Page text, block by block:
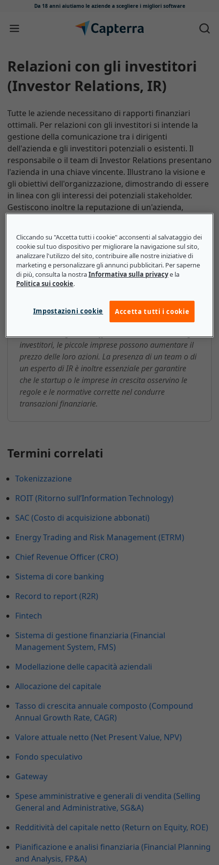
Da 18 anni aiutiamo le aziende a scegliere i migliori software
Salta e vai al contenuto
Relazioni con gli investitori
(Investor Relations, IR)
Tutte le aziende necessitano di rapporti finanziari
ottimali. Per relazioni con gli investitori si intende la
gestione della comunicazione tra i dirigenti
dell'azienda e gli investitori potenziali o esistenti. Il
responsabile o il team di Investor Relations presentano
l'azienda in una chiave vincente. Illustrano la visione e
gli obiettivi dell'organizzazione, dimostrando di essere
in linea con gli interessi dei potenziali stakeholder.
Gestiscono inoltre la reputazione di un'azienda,
Relazioni con gli investitori
(Investor Relations, IR): ecco cosa
devono sapere le piccole e medie
imprese
investitori, le piccole imprese possono aumentare il
prezzo delle loro azioni. La presenza di un team o di
un esperto di IR è inoltre essenziale per garantire
che le startup o le imprese in crescita osservino le
regole e le normative corrette nel condurre
transazioni finanziarie.
Termini correlati
Tokenizzazione
ROIT (Ritorno sull’Information Technology)
SAC (Costo di acquisizione abbonati)
Energy Trading and Risk Management (ETRM)
Chief Revenue Officer (CRO)
Sistema di core banking
Record to report (R2R)
Fintech
Sistema di gestione finanziaria (Financial
Management System, FMS)
Modellazione delle capacità aziendali
Allocazione del capitale
Tasso di crescita annuale composto (Compound
Annual Growth Rate, CAGR)
Valore attuale netto (Net Present Value, NPV)
Fondo speculativo
Gateway
Spese amministrative e generali di vendita (Selling
General and Administrative, SG&A)
Redditività del capitale netto (Return on Equity, ROE)
Pianificazione e analisi finanziaria (Financial Planning
and Analysis, FP&A)
Cliccando su "Accetta tutti i cookie" acconsenti al salvataggio dei
cookie sul tuo dispositivo per migliorare la navigazione sul sito,
analizzare l'utilizzo del sito, contribuire alle nostre iniziative di
marketing e personalizzare gli annunci pubblicitari. Per saperne
di più, consulta la nostraInformativa sulla privacye la
Politica sui cookie.
Impostazioni cookie Accetta tutti i cookie